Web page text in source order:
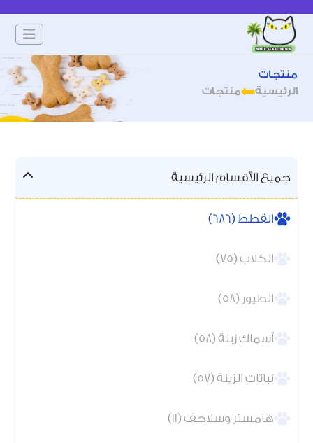
منتجات
الرئيسية
منتجات
جميع الأقسام الرئيسية
القطط (686)
الكلاب (75)
الطيور (58)
أسماك زينة (58)
نباتات الزينة (57)
هامستر وسلاحف (11)